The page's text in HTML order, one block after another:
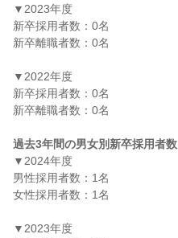
▼2023年度
新卒採用者数：0名
新卒離職者数：0名
▼2022年度
新卒採用者数：0名
新卒離職者数：0名
過去3年間の男女別新卒採用者数
▼2024年度
男性採用者数：1名
女性採用者数：1名
▼2023年度